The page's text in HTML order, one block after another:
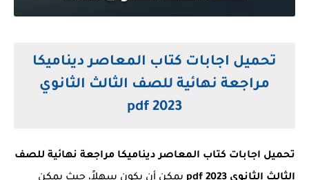
تحميل اجابات كتاب المعاصر ديناميكا
مراجعة نهائية للصف الثالث الثانوي
2023 pdf
تحميل اجابات كتاب المعاصر ديناميكا مراجعة نهائية للصف